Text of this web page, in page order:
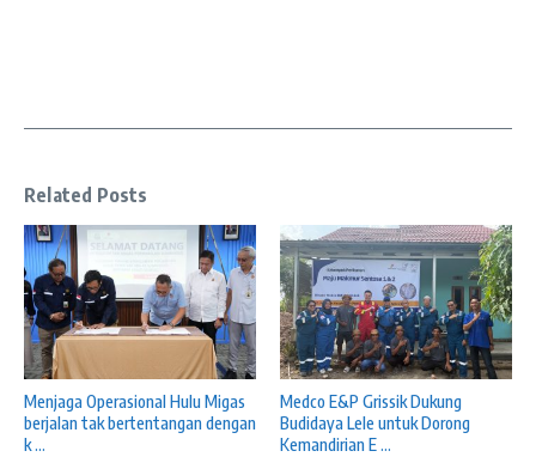
Related Posts
Menjaga Operasional Hulu Migas
berjalan tak bertentangan dengan
k ...
Medco E&P Grissik Dukung
Budidaya Lele untuk Dorong
Kemandirian E ...